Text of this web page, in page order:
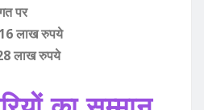
पर
लाख रुपये
लाख रुपये